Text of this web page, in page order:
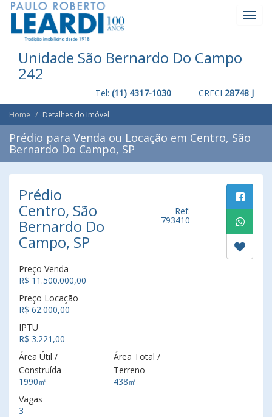
Unidade São Bernardo Do Campo
242
Tel: (11) 4317-1030 - CRECI 28748 J
Home Detalhes do Imóvel
Prédio para Venda ou Locação em Centro, São
Bernardo Do Campo, SP
Prédio
Centro, São
Bernardo Do
Campo, SP
Ref:
793410
Preço Venda
R$ 11.500.000,00
Preço Locação
R$ 62.000,00
IPTU
R$ 3.221,00
Área Útil /
Construída
1990㎡
Área Total /
Terreno
438㎡
Vagas
3